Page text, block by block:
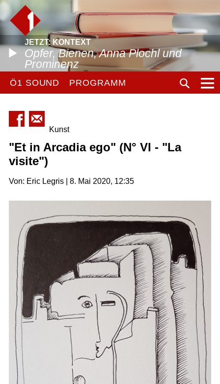
JETZT: KONTEXT
Opfer, Bienen, Anna Plochl und
Prominenz
Ö1 SOUND PROGRAMM
Kunst
"Et in Arcadia ego" (N° VI - "La
visite")
Von: Eric Legris | 8. Mai 2020, 12:35